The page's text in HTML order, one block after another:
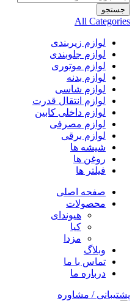
search
جستجو
All Categories
لوازم زیربندی
لوازم جلوبندی
لوازم موتوری
لوازم بدنه
لوازم شاسی
لوازم انتقال قدرت
لوازم داخلی کابین
لوازم مصرفی
لوازم برقی
شیشه ها
روغن ها
فیلتر ها
صفحه اصلی
محصولات
هیوندای
کیا
مزدا
وبلاگ
تماس با ما
درباره ما
پشتیبانی / مشاوره